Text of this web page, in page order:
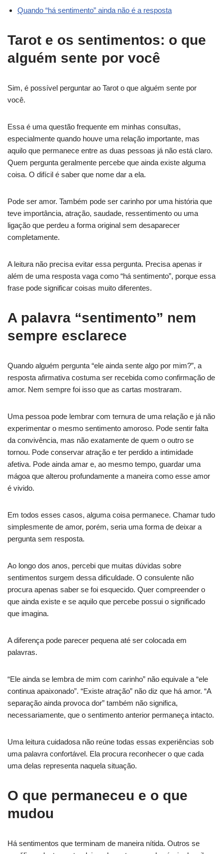
Quando “há sentimento” ainda não é a resposta
Tarot e os sentimentos: o que
alguém sente por você
Sim, é possível perguntar ao Tarot o que alguém sente por
você.
Essa é uma questão frequente em minhas consultas,
especialmente quando houve uma relação importante, mas
aquilo que permanece entre as duas pessoas já não está claro.
Quem pergunta geralmente percebe que ainda existe alguma
coisa. O difícil é saber que nome dar a ela.
Pode ser amor. Também pode ser carinho por uma história que
teve importância, atração, saudade, ressentimento ou uma
ligação que perdeu a forma original sem desaparecer
completamente.
A leitura não precisa evitar essa pergunta. Precisa apenas ir
além de uma resposta vaga como “há sentimento”, porque essa
frase pode significar coisas muito diferentes.
A palavra “sentimento” nem
sempre esclarece
Quando alguém pergunta “ele ainda sente algo por mim?”, a
resposta afirmativa costuma ser recebida como confirmação de
amor. Nem sempre foi isso que as cartas mostraram.
Uma pessoa pode lembrar com ternura de uma relação e já não
experimentar o mesmo sentimento amoroso. Pode sentir falta
da convivência, mas não exatamente de quem o outro se
tornou. Pode conservar atração e ter perdido a intimidade
afetiva. Pode ainda amar e, ao mesmo tempo, guardar uma
mágoa que alterou profundamente a maneira como esse amor
é vivido.
Em todos esses casos, alguma coisa permanece. Chamar tudo
simplesmente de amor, porém, seria uma forma de deixar a
pergunta sem resposta.
Ao longo dos anos, percebi que muitas dúvidas sobre
sentimentos surgem dessa dificuldade. O consulente não
procura apenas saber se foi esquecido. Quer compreender o
que ainda existe e se aquilo que percebe possui o significado
que imagina.
A diferença pode parecer pequena até ser colocada em
palavras.
“Ele ainda se lembra de mim com carinho” não equivale a “ele
continua apaixonado”. “Existe atração” não diz que há amor. “A
separação ainda provoca dor” também não significa,
necessariamente, que o sentimento anterior permaneça intacto.
Uma leitura cuidadosa não reúne todas essas experiências sob
uma palavra confortável. Ela procura reconhecer o que cada
uma delas representa naquela situação.
O que permaneceu e o que
mudou
Há sentimentos que terminam de maneira nítida. Outros se